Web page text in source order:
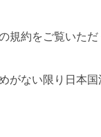
約をご覧いただ
ない限り日本国